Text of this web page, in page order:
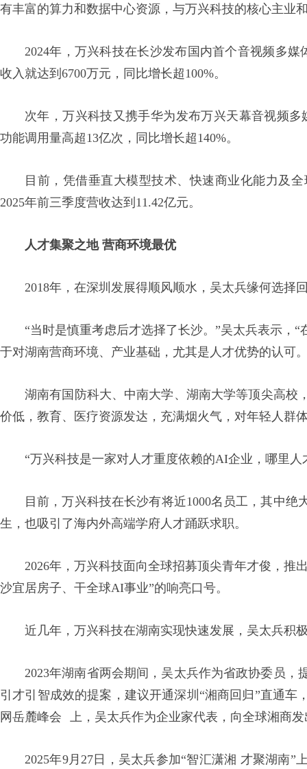
有丰富的算力和数据中心资源，与万兴科技的核心主业
2024年，万兴科技在长沙发布国内首个音视频多媒
收入就达到6700万元，同比增长超100%。
次年，万兴科技又携手华为发布万兴天幕音视频
功能调用量高超13亿次，同比增长超140%。
目前，凭借垂直大模型技术、快速商业化能力及
2025年前三季度营收达到11.42亿元。
人才集聚之地 营商环境最优
2018年，在深圳发展得顺风顺水，吴太兵缘何选择
“当时是慎重考虑后才选择了长沙。”吴太兵表示，
于对湖南营商环境、产业基础，尤其是人才优势的认可
湖南有国防科大、中南大学、湖南大学等顶尖高校
价低，教育、医疗资源发达，充满烟火气，对年轻人群
“万兴科技是一家对人才重度依赖的AI企业，哪里
目前，万兴科技在长沙有将近1000名员工，其中
生，也吸引了海内外高端学府人才踊跃求职。
2026年，万兴科技面向全球招募顶尖青年才俊，推
沙宜居房子、干全球AI事业”的响亮口号。
近几年，万兴科技在湖南实现快速发展，吴太兵积
2023年湖南省两会期间，吴太兵作为省政协委员
引才引智成效的提案，建议开通深圳“湘商回归”直通
网岳麓峰会
上，吴太兵作为企业家代表，向全球湘商
2025年9月27日，吴太兵参加“智汇潇湘 才聚湖南